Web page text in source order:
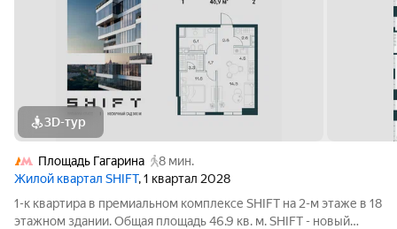
3D-тур
Площадь Гагарина
8 мин.
Жилой квартал SHIFT, 1 квартал 2028
1-к квартира в премиальном комплексе SHIFT на 2-м этаже в 18
этажном здании. Общая площадь 46.9 кв. м. SHIFT - новый